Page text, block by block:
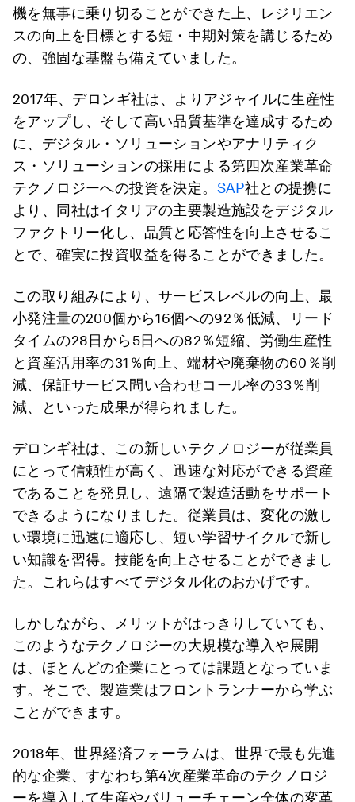
機を無事に乗り切ることができた上、レジリエン
スの向上を目標とする短・中期対策を講じるため
の、強固な基盤も備えていました。
2017年、デロンギ社は、よりアジャイルに生産性
をアップし、そして高い品質基準を達成するため
に、デジタル・ソリューションやアナリティク
ス・ソリューションの採用による第四次産業革命
テクノロジーへの投資を決定。 SAP社との提携に
より、同社はイタリアの主要製造施設をデジタル
ファクトリー化し、品質と応答性を向上させるこ
とで、確実に投資収益を得ることができました。
この取り組みにより、サービスレベルの向上、最
小発注量の200個から16個への92％低減、リード
タイムの28日から5日への82％短縮、労働生産性
と資産活用率の31％向上、端材や廃棄物の60％削
減、保証サービス問い合わせコール率の33％削
減、といった成果が得られました。
デロンギ社は、この新しいテクノロジーが従業員
にとって信頼性が高く、迅速な対応ができる資産
であることを発見し、遠隔で製造活動をサポート
できるようになりました。従業員は、変化の激し
い環境に迅速に適応し、短い学習サイクルで新し
い知識を習得。技能を向上させることができまし
た。これらはすべてデジタル化のおかげです。
しかしながら、メリットがはっきりしていても、
このようなテクノロジーの大規模な導入や展開
は、ほとんどの企業にとっては課題となっていま
す。そこで、製造業はフロントランナーから学ぶ
ことができます。
2018年、世界経済フォーラムは、世界で最も先進
的な企業、すなわち第4次産業革命のテクノロジ
ーを導入して生産やバリューチェーン全体の変革